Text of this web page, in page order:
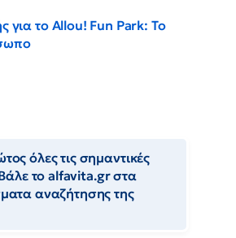
για το Allou! Fun Park: Το
όλες τις σημαντικές
Βάλε το alfavita.gr στα
αναζήτησης της